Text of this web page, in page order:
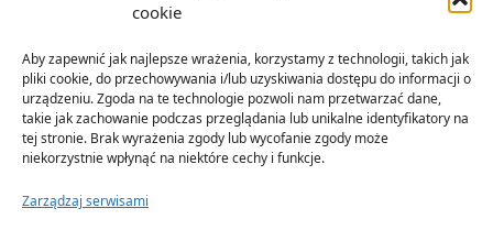
cookie
Aby zapewnić jak najlepsze wrażenia, korzystamy z technologii, takich jak
pliki cookie, do przechowywania i/lub uzyskiwania dostępu do informacji o
urządzeniu. Zgoda na te technologie pozwoli nam przetwarzać dane,
takie jak zachowanie podczas przeglądania lub unikalne identyfikatory na
tej stronie. Brak wyrażenia zgody lub wycofanie zgody może
niekorzystnie wpłynąć na niektóre cechy i funkcje.
Zarządzaj serwisami